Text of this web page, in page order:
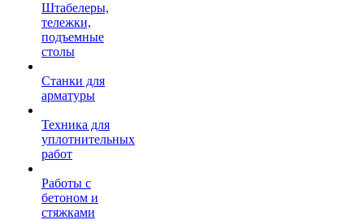
Штабелеры,
тележки,
подъемные
столы
Станки для
арматуры
Техника для
уплотнительных
работ
Работы с
бетоном и
стяжками